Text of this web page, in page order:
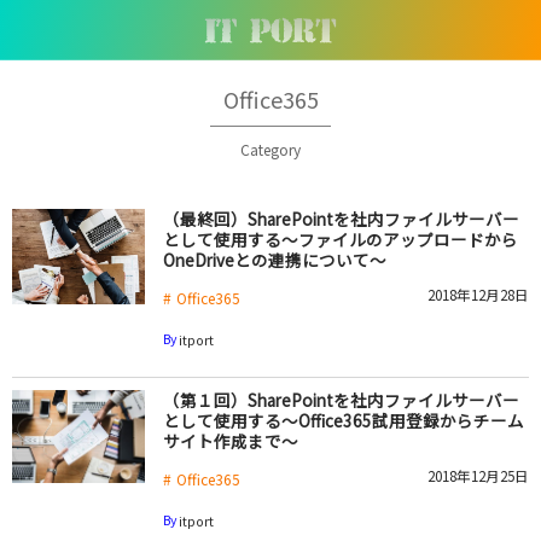
Office365
Category
（最終回）SharePointを社内ファイルサーバー
として使用する～ファイルのアップロードから
OneDriveとの連携について～
Office365 2018年12月28日
Byitport
（第１回）SharePointを社内ファイルサーバー
として使用する～Office365試用登録からチーム
サイト作成まで～
Office365 2018年12月25日
Byitport